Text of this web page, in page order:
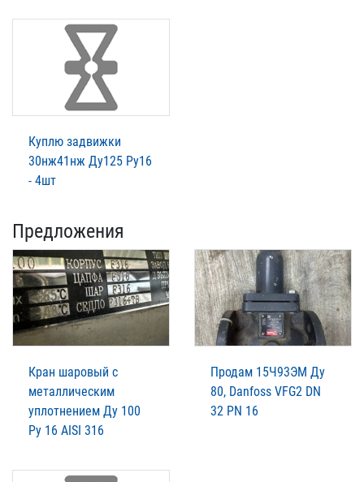
Куплю задвижки
30нж41нж Ду125 Ру16
- 4шт
Предложения
Кран шаровый с
металлическим
уплотнением Ду 100
Ру 16 AISI 316
Продам 15Ч93ЭМ Ду
80, Danfoss VFG2 DN
32 PN 16